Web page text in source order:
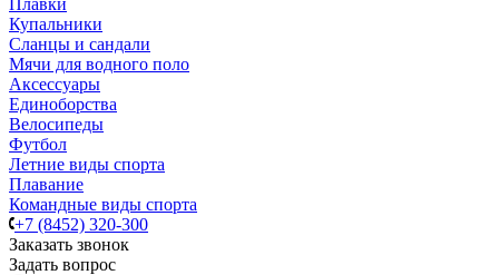
Плавки
Купальники
Сланцы и сандали
Мячи для водного поло
Аксессуары
Единоборства
Велосипеды
Футбол
Летние виды спорта
Плавание
Командные виды спорта
+7 (8452) 320-300
Заказать звонок
Задать вопрос